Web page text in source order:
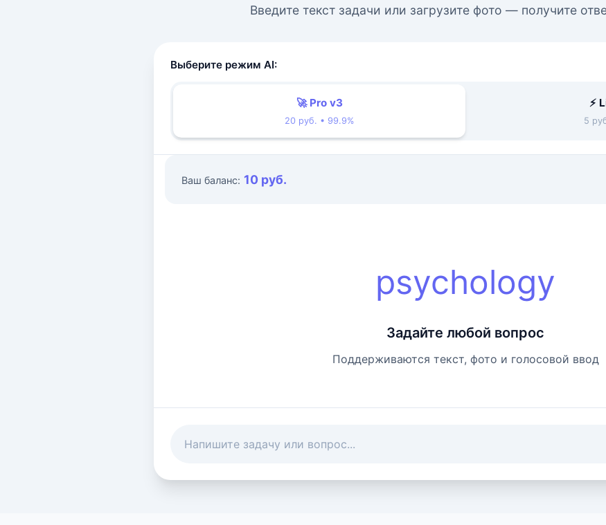
Введите текст задачи или загрузите фото — получите
Выберите режим AI:
🚀 Pro v3
20 руб. • 99.9%
⚡
5
Ваш баланс: 10 руб.
psychology
Задайте любой вопрос
Поддерживаются текст, фото и голосовой ввод